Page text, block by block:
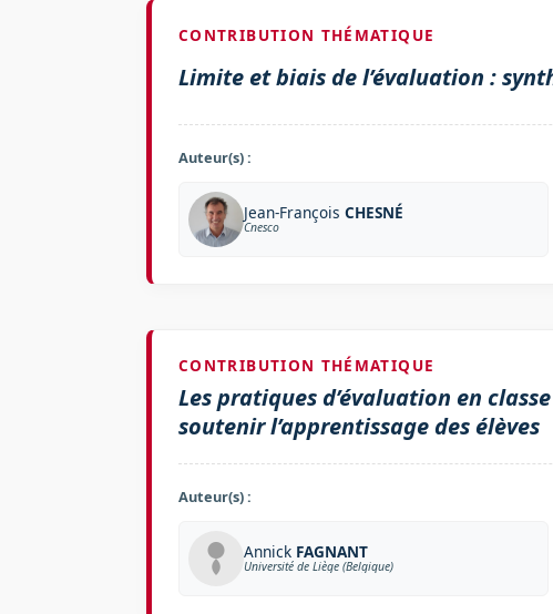
CONTRIBUTION THÉMATIQUE
Limite et biais de l’évaluation :
Auteur(s) :
Jean-François CHESNÉ
Cnesco
CONTRIBUTION THÉMATIQUE
Les pratiques d’évaluation en
soutenir l’apprentissage des élèves
Auteur(s) :
Annick FAGNANT
Université de Liège (Belgique)